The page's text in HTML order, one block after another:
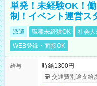
単発！未経験OK！
制！イベント運営ス
派遣 職種未経験OK 社会
WEB登録・面接OK
給与
時給1300円
交通費別途支給